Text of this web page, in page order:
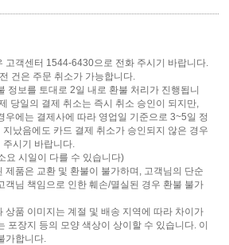
고객센터 1544-6430으로 전화 주시기 바랍니다.
건은 주문 취소가 가능합니다.
정보를 토대로 2일 내로 환불 처리가 진행됩니
당일의 결제 취소는 즉시 취소 승인이 되지만,
우에는 결제사에 따라 영업일 기준으로 3~5일 정
났음에도 카드 결제 취소가 승인되지 않은 경우
시기 바랍니다.
요 시일이 다를 수 있습니다)
제품은 교환 및 환불이 불가하며, 고객님의 단순
객님 책임으로 인한 훼손/멸실된 경우 환불 불가
상품 이미지는 계절 및 배송 지역에 따라 차이가
포장지 등의 모양 색상이 상이할 수 있습니다. 이
가합니다.